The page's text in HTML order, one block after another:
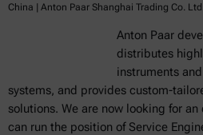
China | Anton Paar Shanghai Trading Co.
Anton Paar
distributes
instruments
systems, and provides custom-
solutions. We are now looking for
can run the position of Service